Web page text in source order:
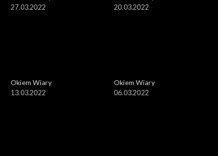
27.03.2022
20.03.2022
Okiem Wiary
13.03.2022
Okiem Wiary
06.03.2022